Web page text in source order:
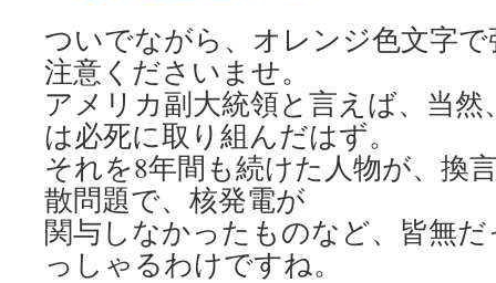
ついでながら、オレンジ色文字
注意くださいませ。
アメリカ副大統領と言えば、当然
は必死に取り組んだはず。
それを8年間も続けた人物が、換
散問題で、核発電が
関与しなかったものなど、皆無
っしゃるわけですね。